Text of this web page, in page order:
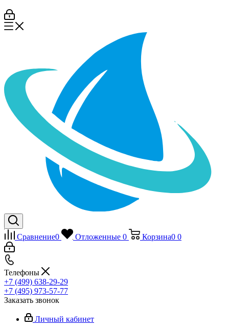
Сравнение0 Отложенные 0 Корзина0 0
Телефоны
+7 (499) 638-29-29
+7 (495) 973-57-77
Заказать звонок
Личный кабинет